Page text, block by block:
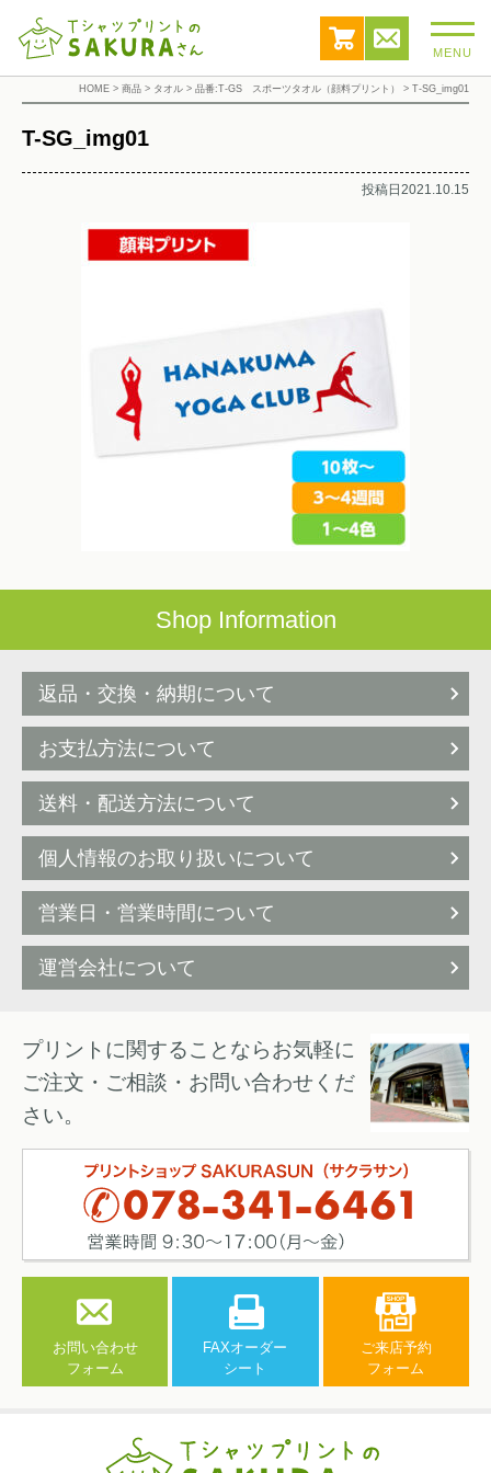
MENU
HOME > 商品 > タオル > 品番:T-GS スポーツタオル（顔料プリント） > T-SG_img01
T-SG_img01
投稿日2021.10.15
Shop Information
返品・交換・納期について
お支払方法について
送料・配送方法について
個人情報のお取り扱いについて
営業日・営業時間について
運営会社について
プリントに関することならお気軽に
ご注文・ご相談・お問い合わせくだ
さい。
お問い合わせ
フォーム
FAXオーダー
シート
ご来店予約
フォーム